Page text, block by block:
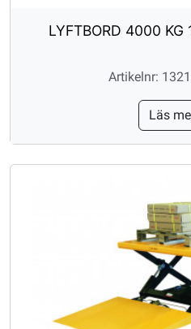
LYFTBORD 4000
Artikelnr:
Läs